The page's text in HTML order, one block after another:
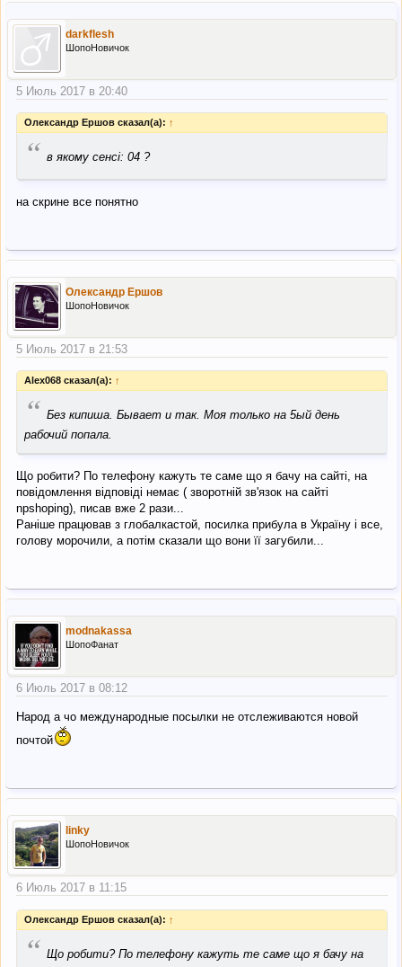
darkflesh
ШопоНовичок
5 Июль 2017 в 20:40
Олександр Ершов сказал(а): ↑
“ в якому сенсі: 04 ?
на скрине все понятно
Олександр Ершов
ШопоНовичок
5 Июль 2017 в 21:53
Alex068 сказал(а): ↑
“ Без кипиша. Бывает и так. Моя только на 5ый день
рабочий попала.
Що робити? По телефону кажуть те саме що я бачу на сайті, на
повідомлення відповіді немає ( зворотній зв'язок на сайті
npshoping), писав вже 2 рази...
Раніше працював з глобалкастой, посилка прибула в Україну і все,
голову морочили, а потім сказали що вони її загубили...
modnakassa
ШопоФанат
6 Июль 2017 в 08:12
Народ а чо международные посылки не отслеживаются новой
почтой
linky
ШопоНовичок
6 Июль 2017 в 11:15
Олександр Ершов сказал(а): ↑
“ Що робити? По телефону кажуть те саме що я бачу на